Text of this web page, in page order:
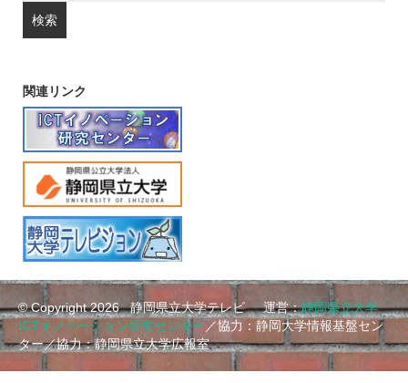
関連リンク
© Copyright 2026静岡県立大学テレビ 運営：静岡県立大学
ICTイノベーション研究センター／協力：静岡大学情報基盤セン
ター／協力：静岡県立大学広報室